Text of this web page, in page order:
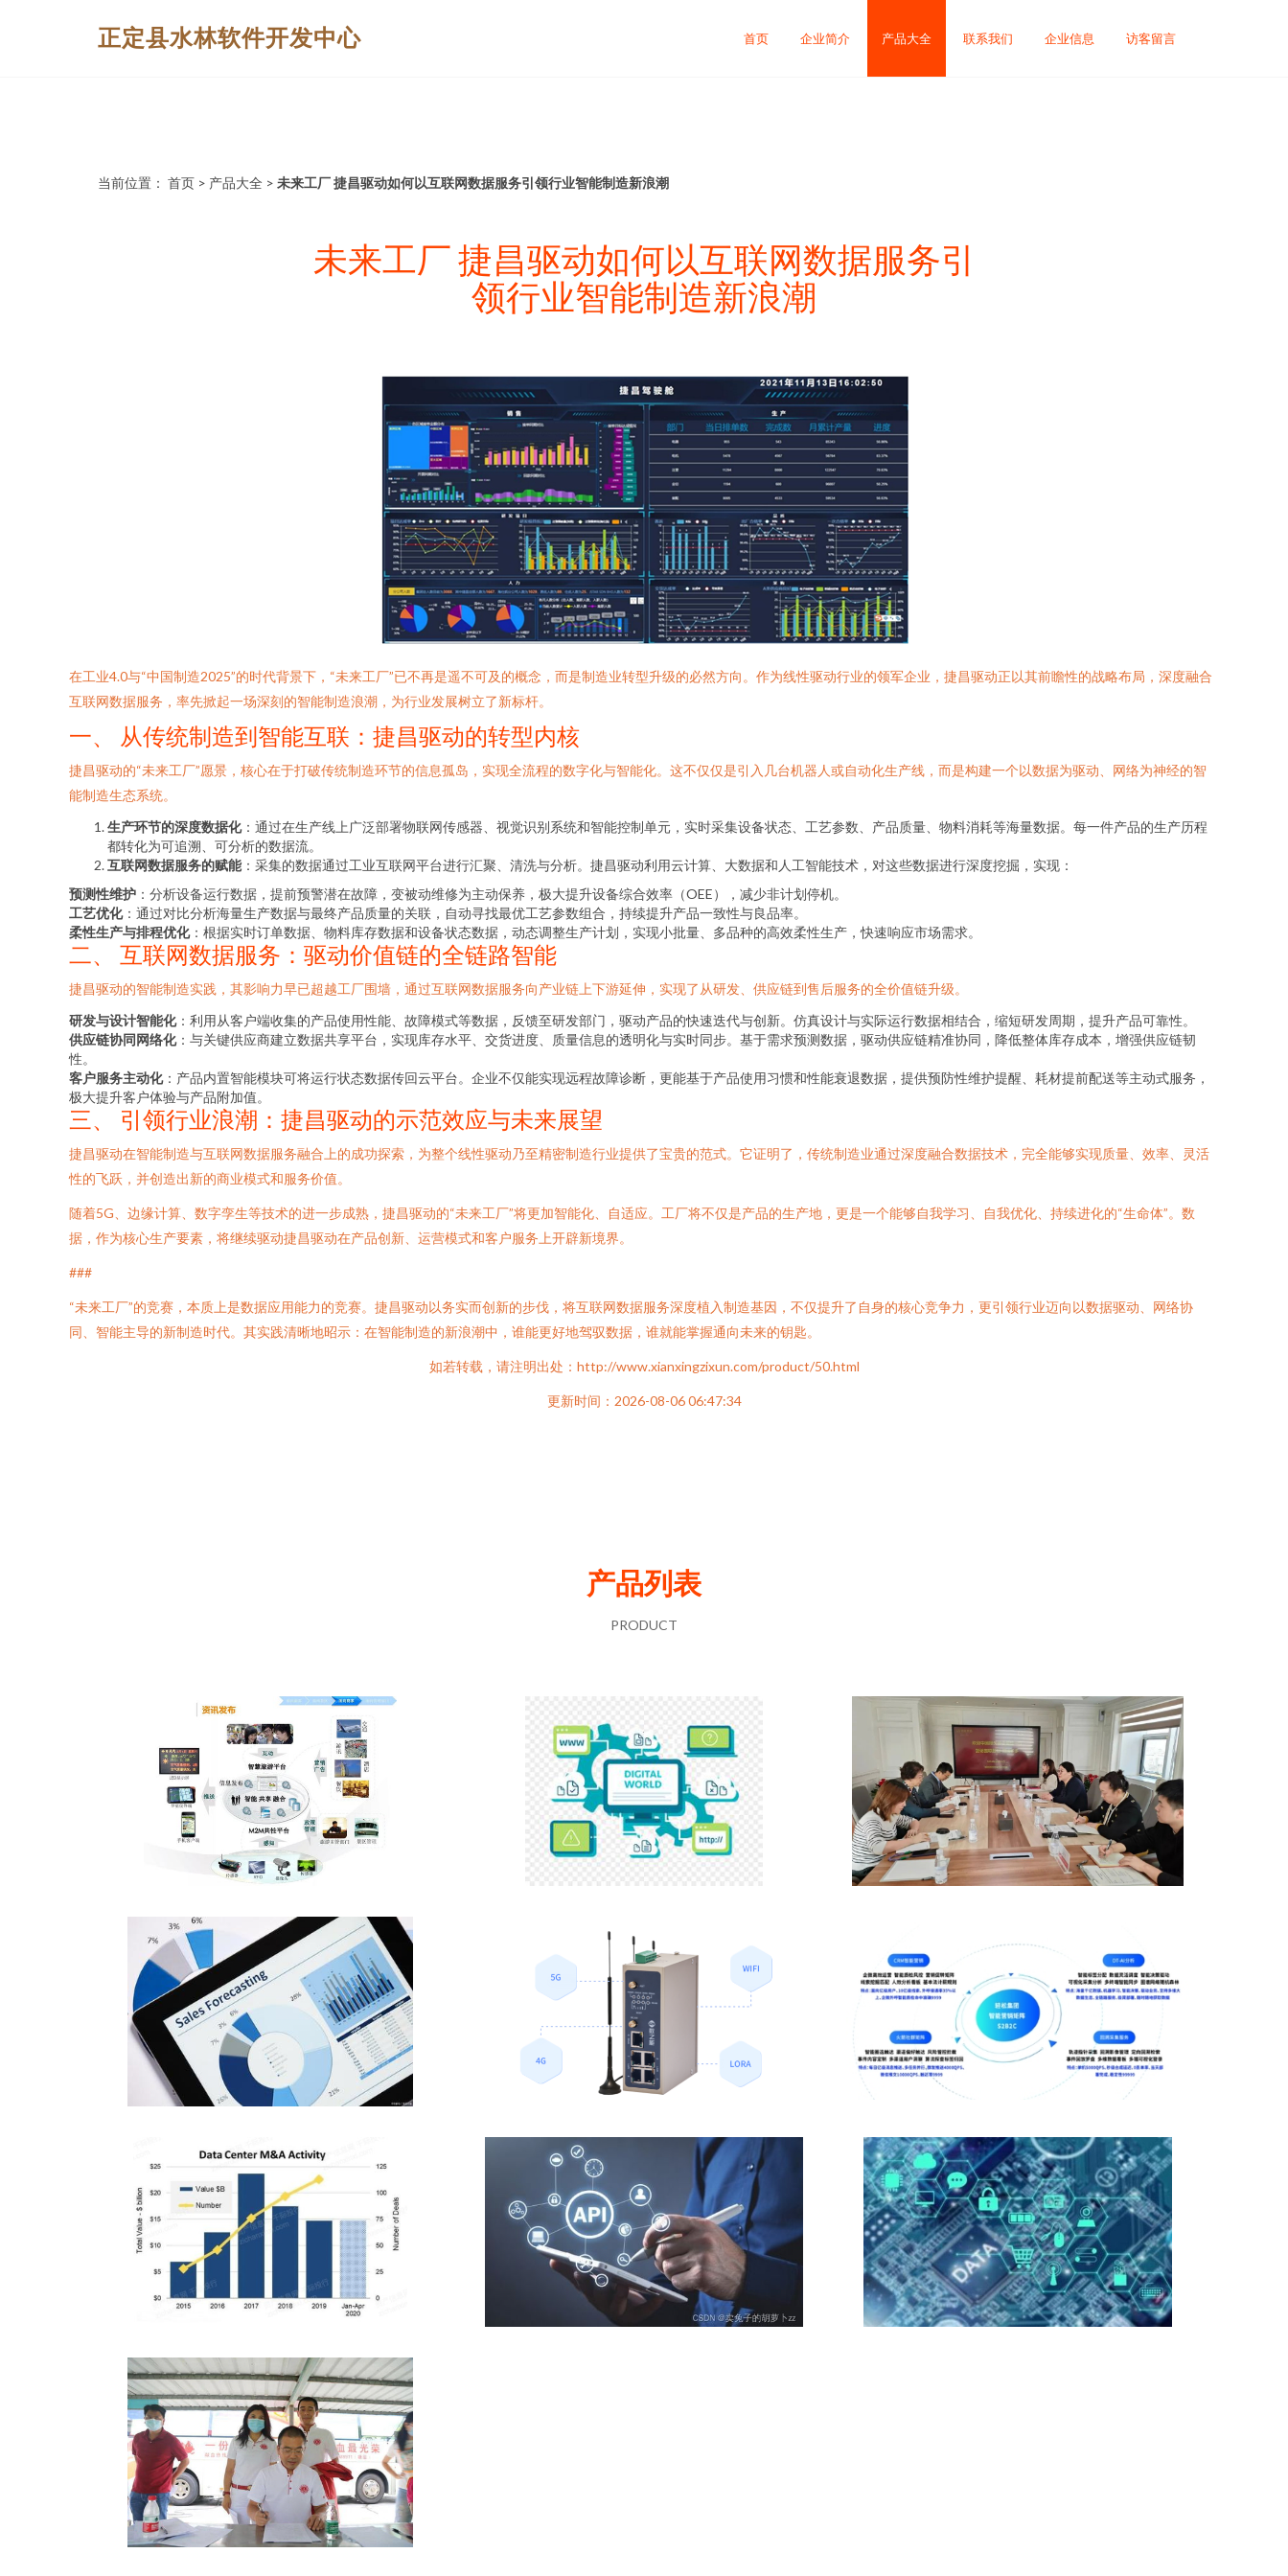
正定县水林软件开发中心 首页 企业简介 产品大全 联系我们 企业信息 访客留言
当前位置： 首页 > 产品大全 > 未来工厂 捷昌驱动如何以互联网数据服务引领行业智能制造新浪潮
未来工厂 捷昌驱动如何以互联网数据服务引
领行业智能制造新浪潮
在工业4.0与“中国制造2025”的时代背景下，“未来工厂”已不再是遥不可及的概念，而是制造业转型升级的必然方向。作为线性驱动行业的领军企业，捷昌驱动正以其前瞻性的战略布局，深度融合
互联网数据服务，率先掀起一场深刻的智能制造浪潮，为行业发展树立了新标杆。
一、 从传统制造到智能互联：捷昌驱动的转型内核
捷昌驱动的“未来工厂”愿景，核心在于打破传统制造环节的信息孤岛，实现全流程的数字化与智能化。这不仅仅是引入几台机器人或自动化生产线，而是构建一个以数据为驱动、网络为神经的智
能制造生态系统。
生产环节的深度数据化：通过在生产线上广泛部署物联网传感器、视觉识别系统和智能控制单元，实时采集设备状态、工艺参数、产品质量、物料消耗等海量数据。每一件产品的生产历程
都转化为可追溯、可分析的数据流。
互联网数据服务的赋能：采集的数据通过工业互联网平台进行汇聚、清洗与分析。捷昌驱动利用云计算、大数据和人工智能技术，对这些数据进行深度挖掘，实现：
预测性维护 ：分析设备运行数据，提前预警潜在故障，变被动维修为主动保养，极大提升设备综合效率（OEE），减少非计划停机。
工艺优化：通过对比分析海量生产数据与最终产品质量的关联，自动寻找最优工艺参数组合，持续提升产品一致性与良品率。
柔性生产与排程优化：根据实时订单数据、物料库存数据和设备状态数据，动态调整生产计划，实现小批量、多品种的高效柔性生产，快速响应市场需求。
二、 互联网数据服务：驱动价值链的全链路智能
捷昌驱动的智能制造实践，其影响力早已超越工厂围墙，通过互联网数据服务向产业链上下游延伸，实现了从研发、供应链到售后服务的全价值链升级。
研发与设计智能化：利用从客户端收集的产品使用性能、故障模式等数据，反馈至研发部门，驱动产品的快速迭代与创新。仿真设计与实际运行数据相结合，缩短研发周期，提升产品可靠性。
供应链协同网络化：与关键供应商建立数据共享平台，实现库存水平、交货进度、质量信息的透明化与实时同步。基于需求预测数据，驱动供应链精准协同，降低整体库存成本，增强供应链韧
性。
客户服务主动化：产品内置智能模块可将运行状态数据传回云平台。企业不仅能实现远程故障诊断，更能基于产品使用习惯和性能衰退数据，提供预防性维护提醒、耗材提前配送等主动式服务，
极大提升客户体验与产品附加值。
三、 引领行业浪潮：捷昌驱动的示范效应与未来展望
捷昌驱动在智能制造与互联网数据服务融合上的成功探索，为整个线性驱动乃至精密制造行业提供了宝贵的范式。它证明了，传统制造业通过深度融合数据技术，完全能够实现质量、效率、灵活
性的飞跃，并创造出新的商业模式和服务价值。
随着5G、边缘计算、数字孪生等技术的进一步成熟，捷昌驱动的“未来工厂”将更加智能化、自适应。工厂将不仅是产品的生产地，更是一个能够自我学习、自我优化、持续进化的“生命体”。数
据，作为核心生产要素，将继续驱动捷昌驱动在产品创新、运营模式和客户服务上开辟新境界。
###
“未来工厂”的竞赛，本质上是数据应用能力的竞赛。捷昌驱动以务实而创新的步伐，将互联网数据服务深度植入制造基因，不仅提升了自身的核心竞争力，更引领行业迈向以数据驱动、网络协
同、智能主导的新制造时代。其实践清晰地昭示：在智能制造的新浪潮中，谁能更好地驾驭数据，谁就能掌握通向未来的钥匙。
如若转载，请注明出处：http://www.xianxingzixun.com/product/50.html
更新时间：2026-08-06 06:47:34
产品列表
PRODUCT